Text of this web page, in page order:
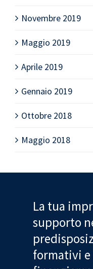
Novembre 2019
Maggio 2019
Aprile 2019
Gennaio 2019
Ottobre 2018
Maggio 2018
La tua
supporto
formativi e